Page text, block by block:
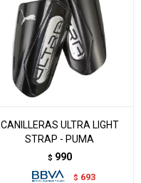
CANILLERAS ULTRA LIGHT
STRAP - PUMA
$ 990
$ 693